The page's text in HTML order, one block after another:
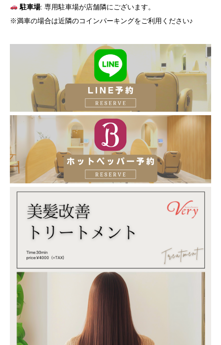
駐車場: 専用駐車場が店舗隣にございます。
※満車の場合は近隣のコインパーキングをご利用ください♪